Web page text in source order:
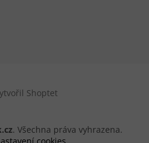
Shoptet
. Všechna práva vyhrazena.